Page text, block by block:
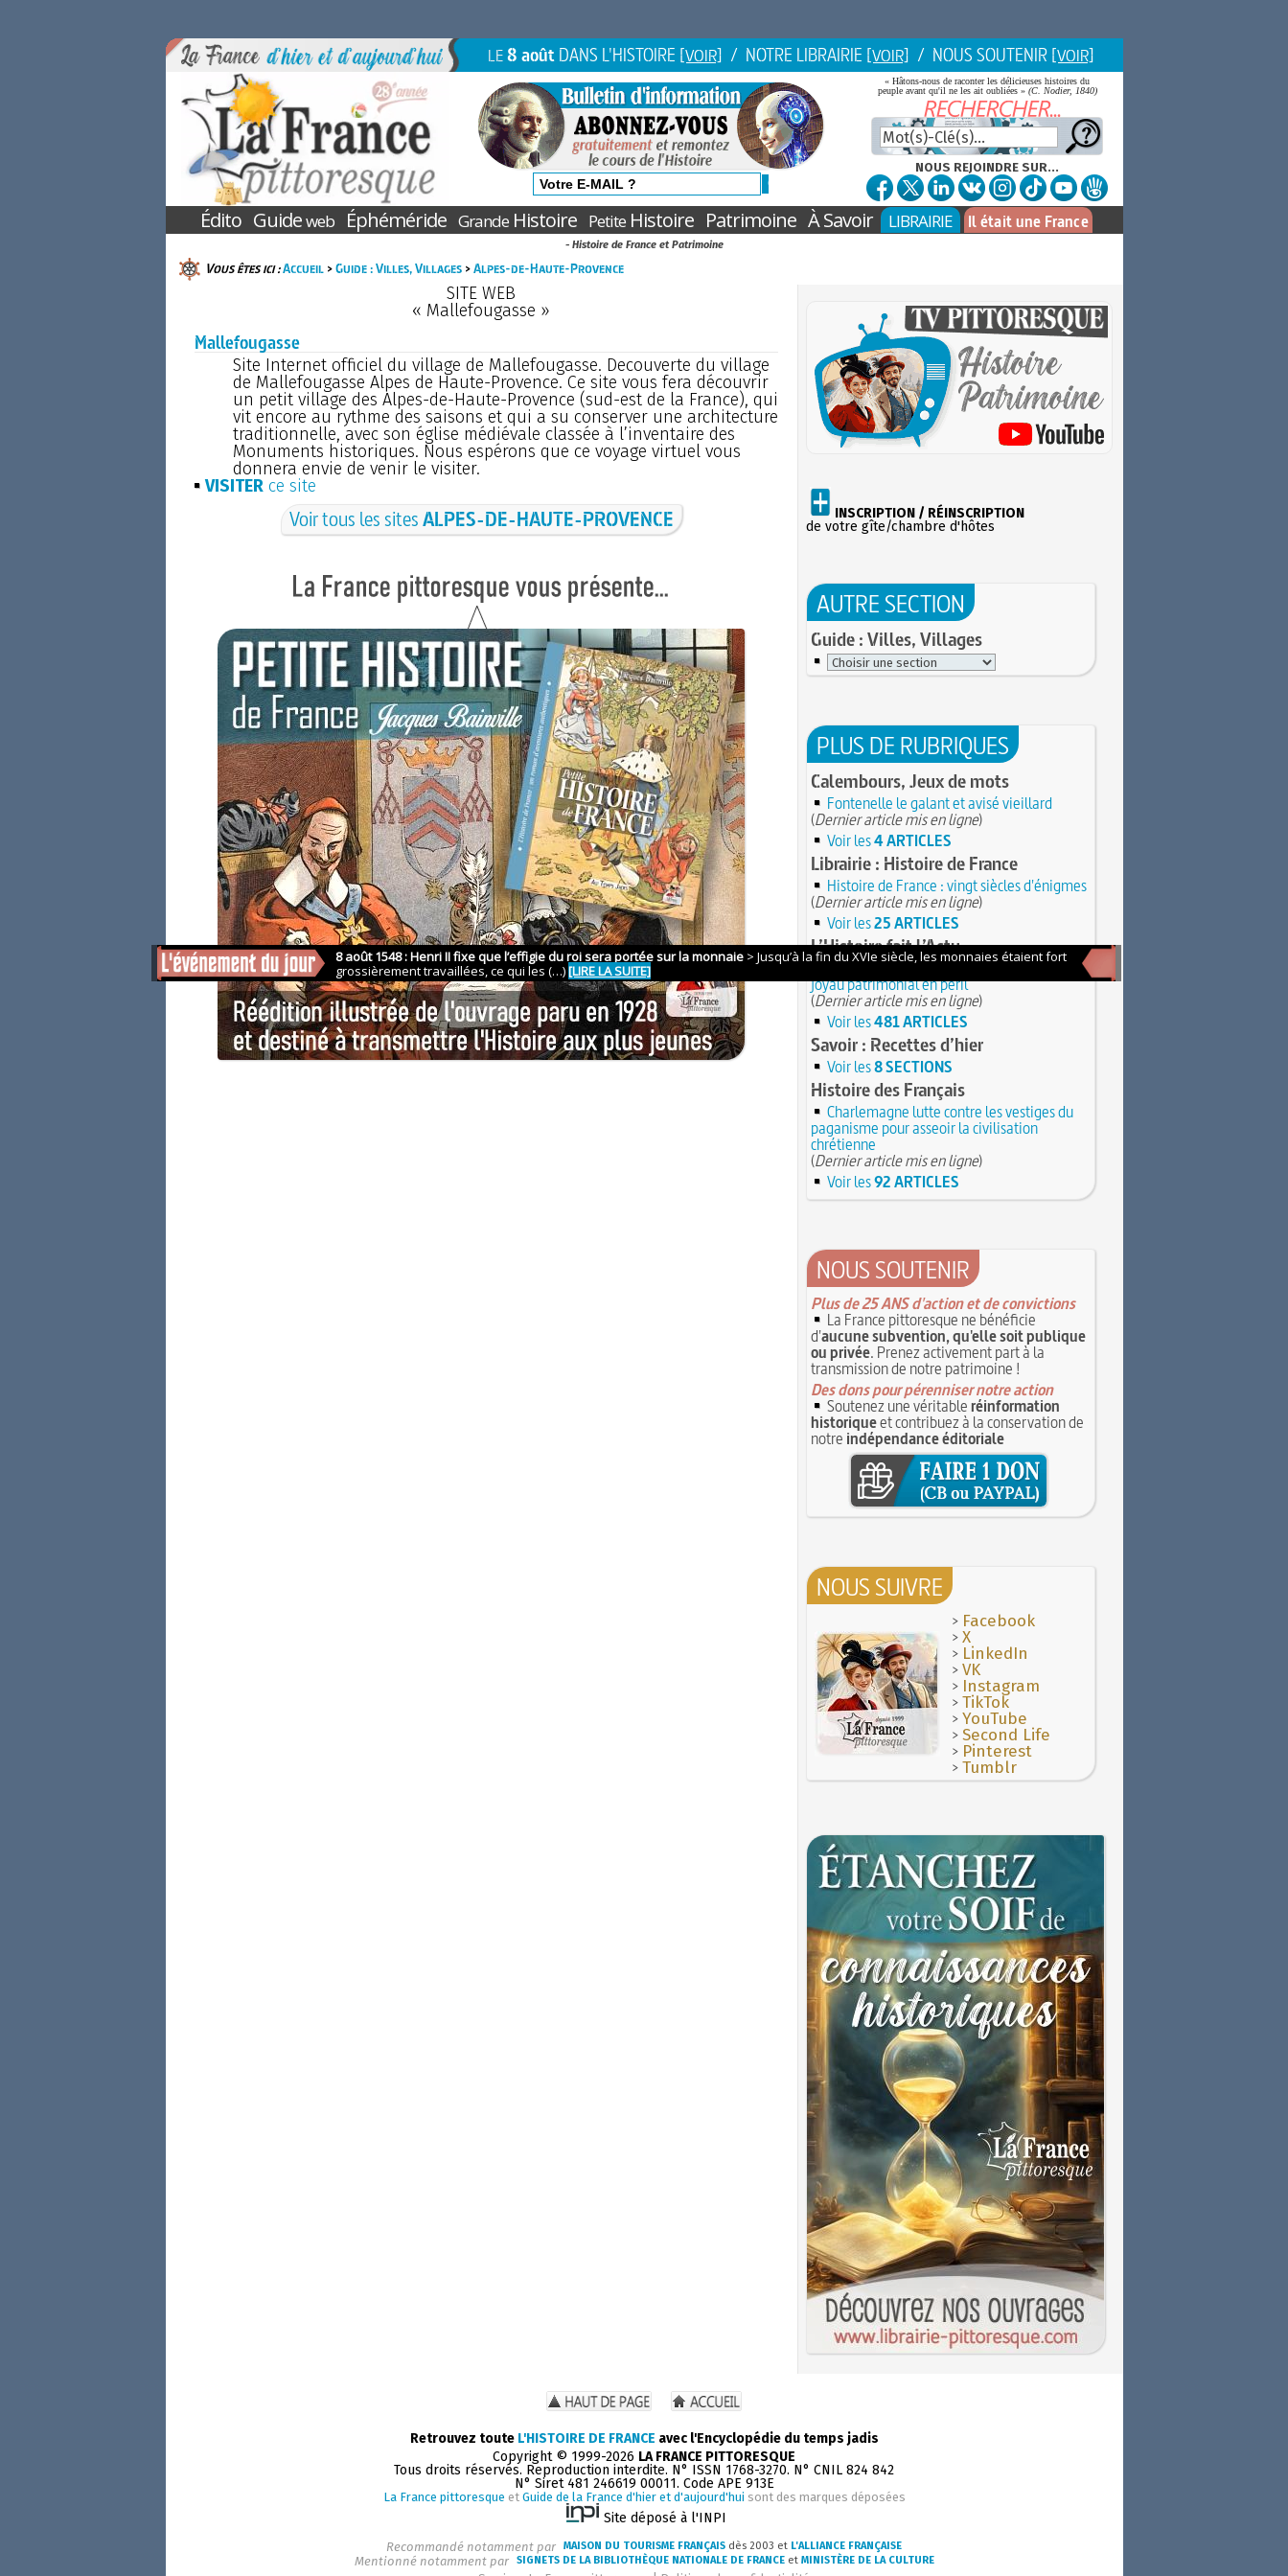
LE8 août DANS L'HISTOIRE [VOIR] / NOTRE LIBRAIRIE [VOIR] / NOUS SOUTENIR [VOIR]
« Hâtons-nous de raconter les délicieuses histoires du
peuple avant qu'il ne les ait oubliées » (C. Nodier, 1840)
NOUS REJOINDRE SUR...
Édito Guideweb Éphéméride GrandeHistoire PetiteHistoire Patrimoine À Savoir LIBRAIRIE Il était une France
- Histoire de France et Patrimoine
Vous êtes ici :Accueil>Guide : Villes, Villages>Alpes-de-Haute-Provence
SITE WEB
« Mallefougasse »
Mallefougasse
Site Internet officiel du village de Mallefougasse. Decouverte du village
de Mallefougasse Alpes de Haute-Provence. Ce site vous fera découvrir
un petit village des Alpes-de-Haute-Provence (sud-est de la France), qui
vit encore au rythme des saisons et qui a su conserver une architecture
traditionnelle, avec son église médiévale classée à l’inventaire des
Monuments historiques. Nous espérons que ce voyage virtuel vous
donnera envie de venir le visiter.
VISITERce site
Voir tous les sitesALPES-DE-HAUTE-PROVENCE
INSCRIPTION / RÉINSCRIPTION
de votre gîte/chambre d'hôtes
AUTRE SECTION
Guide : Villes, Villages
PLUS DE RUBRIQUES
Calembours, Jeux de mots
Fontenelle le galant et avisé vieillard
(Dernier article mis en ligne)
Voir les4 ARTICLES
Librairie : Histoire de France
Histoire de France : vingt siècles d'énigmes
(Dernier article mis en ligne)
Voir les25 ARTICLES
L’Histoire fait l’Actu
Muséum d'Histoire naturelle de Paris : un
joyau patrimonial en péril
(Dernier article mis en ligne)
Voir les481 ARTICLES
Savoir : Recettes d’hier
Voir les8 SECTIONS
Histoire des Français
Charlemagne lutte contre les vestiges du
paganisme pour asseoir la civilisation
chrétienne
(Dernier article mis en ligne)
Voir les92 ARTICLES
NOUS SOUTENIR
Plus de 25 ANS d'action et de convictions
La France pittoresque ne bénéficie
d'aucune subvention, qu'elle soit publique
ou privée. Prenez activement part à la
transmission de notre patrimoine !
Des dons pour pérenniser notre action
Soutenez une véritableréinformation
historiqueet contribuez à la conservation de
notre indépendance éditoriale
NOUS SUIVRE
> Facebook
>X
> LinkedIn
>VK
> Instagram
>TikTok
>YouTube
>Second Life
> Pinterest
>Tumblr
Retrouvez toute L'HISTOIRE DE FRANCE avec l'Encyclopédie du temps jadis
Copyright © 1999-2026 LA FRANCE PITTORESQUE
Tous droits réservés. Reproduction interdite. N° ISSN 1768-3270. N° CNIL 824 842
N° Siret 481 246619 00011. Code APE 913E
La France pittoresque et Guide de la France d'hier et d'aujourd'hui sont des marques déposées
Site déposé à l'INPI
Recommandé notamment par MAISON DU TOURISME FRANÇAIS dès 2003 et L'ALLIANCE FRANÇAISE
Mentionné notamment par SIGNETS DE LA BIBLIOTHÈQUE NATIONALE DE FRANCEet MINISTÈRE DE LA CULTURE